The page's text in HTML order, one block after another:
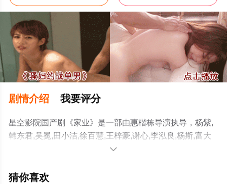
剧情介绍 我要评分
星空影院国产剧《家业》是一部由惠楷栋导演执导，杨紫,
韩东君,吴冕,田小洁,徐百慧,王梓豪,谢心,李泓良,杨斯,富大
龙,曹磊,李洪涛,黄曼,张喜前,李宝安,朱辉,刘涛,刘凯,红花,周
看高清无删减完整版电视剧全集就上星空影视，更多相关

猜你喜欢